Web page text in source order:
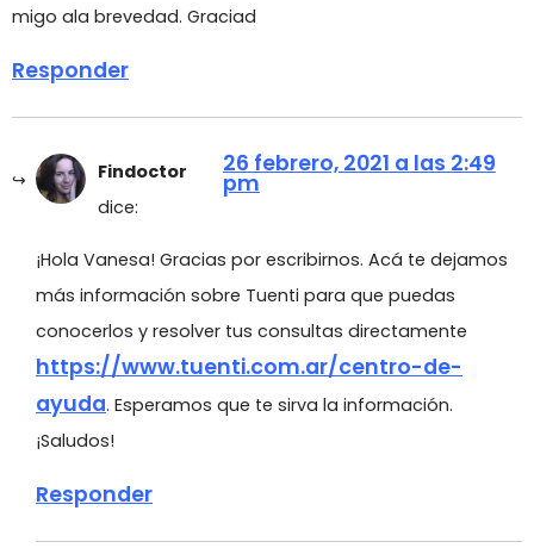
migo ala brevedad. Graciad
Responder
Findoctor
dice:
26 febrero, 2021 a las 2:49
pm
¡Hola Vanesa! Gracias por escribirnos. Acá te dejamos
más información sobre Tuenti para que puedas
conocerlos y resolver tus consultas directamente
https://www.tuenti.com.ar/centro-de-
ayuda. Esperamos que te sirva la información.
¡Saludos!
Responder